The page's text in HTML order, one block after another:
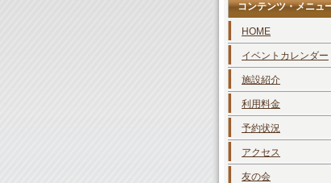
コンテンツ・メニュ
HOME
イベントカレンダー
施設紹介
利用料金
予約状況
アクセス
友の会